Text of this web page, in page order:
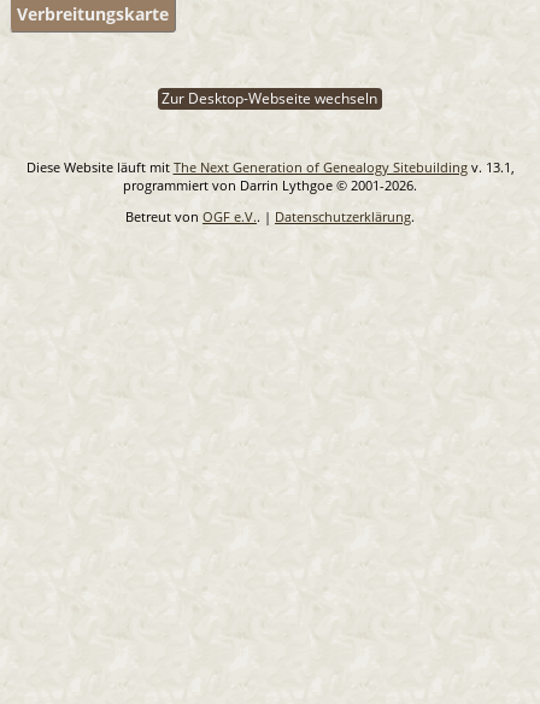
Verbreitungskarte
Zur Desktop-Webseite wechseln
Diese Website läuft mit The Next Generation of Genealogy Sitebuildingv. 13.1,
programmiert von Darrin Lythgoe © 2001-2026.
Betreut von OGF e.V.. | Datenschutzerklärung.